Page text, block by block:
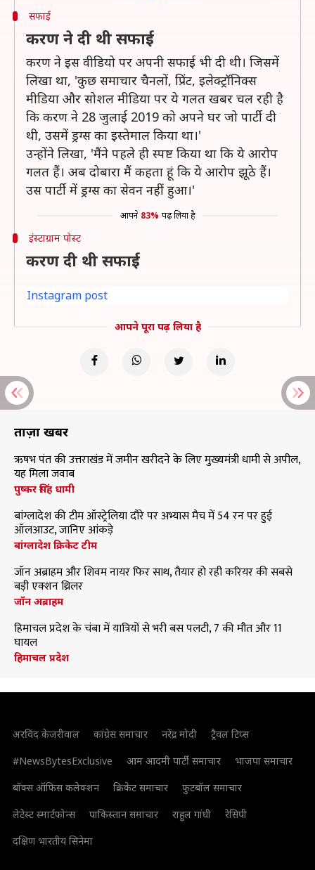
सफाई
करण ने दी थी सफाई
करण ने इस वीडियो पर अपनी सफाई भी दी थी। जिसमें
लिखा था, 'कुछ समाचार चैनलों, प्रिंट, इलेक्ट्रॉनिक्स
मीडिया और सोशल मीडिया पर ये गलत खबर चल रही है
कि करण ने 28 जुलाई 2019 को अपने घर जो पार्टी दी
थी, उसमें ड्रग्स का इस्तेमाल किया था।'
उन्होंने लिखा, 'मैंने पहले ही स्पष्ट किया था कि ये आरोप
गलत हैं। अब दोबारा मैं कहता हूं कि ये आरोप झूठे हैं।
उस पार्टी में ड्रग्स का सेवन नहीं हुआ।'
आपने 83% पढ़ लिया है
इंस्टाग्राम पोस्ट
करण दी थी सफाई
Instagram post
आपने पूरा पढ़ लिया है
ताज़ा खबरें
ऋषभ पंत की उत्तराखंड में जमीन खरीदने के लिए मुख्यमंत्री धामी से अपील,
यह मिला जवाब
पुष्कर सिंह धामी
बांग्लादेश की टीम ऑस्ट्रेलिया दौरे पर अभ्यास मैच में 54 रन पर हुई
ऑलआउट, जानिए आंकड़े
बांग्लादेश क्रिकेट टीम
जॉन अब्राहम और शिवम नायर फिर साथ, तैयार हो रही करियर की सबसे
बड़ी एक्शन थ्रिलर
जॉन अब्राहम
हिमाचल प्रदेश के चंबा में यात्रियों से भरी बस पलटी, 7 की मौत और 11
घायल
हिमाचल प्रदेश
अरविंद केजरीवाल कांग्रेस समाचार नरेंद्र मोदी
ट्रैवल टिप्स
#NewsBytesExclusive
आम आदमी पार्टी समाचार
भाजपा समाचार
बॉक्स ऑफिस कलेक्शन
क्रिकेट समाचार
फुटबॉल समाचार
लेटेस्ट स्मार्टफोन्स
पाकिस्तान समाचार राहुल गांधी
रेसिपी
दक्षिण भारतीय सिनेमा